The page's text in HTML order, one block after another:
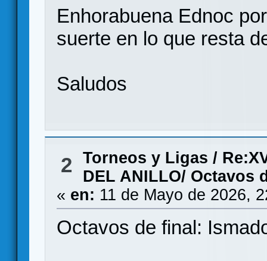
Enhorabuena Ednoc
suerte en lo que resta
Saludos
2 Torneos y Ligas /
DEL ANILLO/ Octavos
« en: 11 de Mayo de 2026,
Octavos de final: